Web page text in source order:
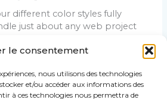
le consentement
nous utilisons des technologies
et/ou accéder aux informations des
à ces technologies nous permettra de
different color styles fully
just about any web project
Article suivant